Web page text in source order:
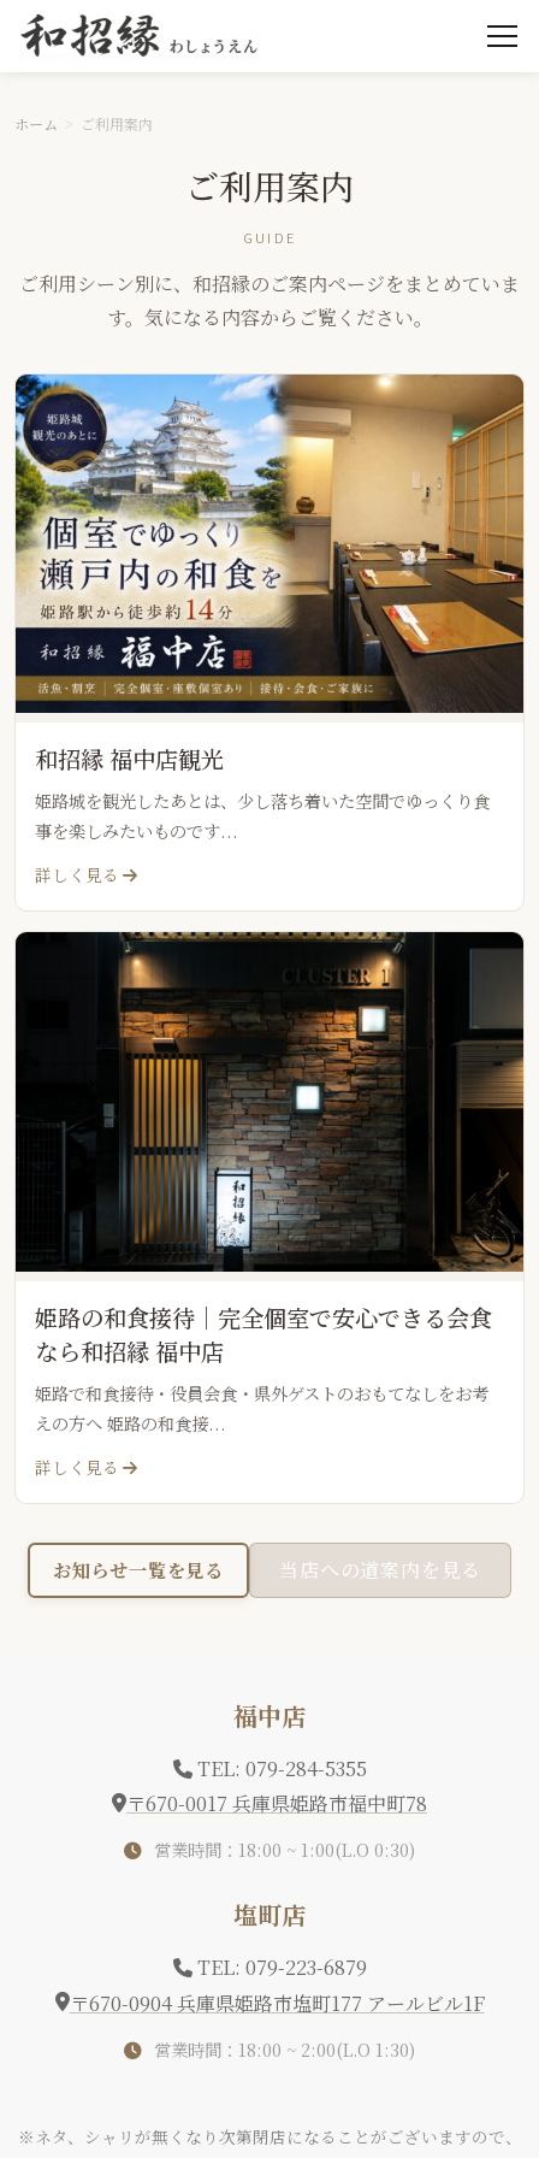
ホーム ご利用案内
ご利用案内
GUIDE
ご利用シーン別に、和招縁のご案内ページをまとめていま
す。気になる内容からご覧ください。
和招縁 福中店観光
姫路城を観光したあとは、少し落ち着いた空間でゆっくり食
事を楽しみたいものです...
詳しく見る
姫路の和食接待｜完全個室で安心できる会食
なら和招縁 福中店
姫路で和食接待・役員会食・県外ゲストのおもてなしをお考
えの方へ 姫路の和食接...
詳しく見る
お知らせ一覧を見る 当店への道案内を見る
福中店
TEL: 079-284-5355
〒670-0017 兵庫県姫路市福中町78
営業時間：18:00 ~ 1:00(L.O 0:30)
塩町店
TEL: 079-223-6879
〒670-0904 兵庫県姫路市塩町177 アールビル1F
営業時間：18:00 ~ 2:00(L.O 1:30)
※ネタ、シャリが無くなり次第閉店になることがございますので、